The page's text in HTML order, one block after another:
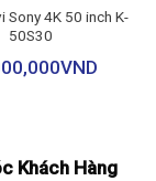
Sony 4K 50 inch K-
50S30
VND
Khách Hàng